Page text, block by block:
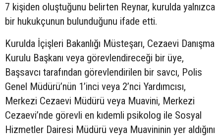
7 kişiden oluştuğunu belirten Reynar, kurulda yalnızca
bir hukukçunun bulunduğunu ifade etti.
Kurulda İçişleri Bakanlığı Müsteşarı, Cezaevi Danışma
Kurulu Başkanı veya görevlendireceği bir üye,
Başsavcı tarafından görevlendirilen bir savcı, Polis
Genel Müdürü’nün 1’inci veya 2’nci Yardımcısı,
Merkezi Cezaevi Müdürü veya Muavini, Merkezi
Cezaevi’nde görevli en kıdemli psikolog ile Sosyal
Hizmetler Dairesi Müdürü veya Muavininin yer aldığını